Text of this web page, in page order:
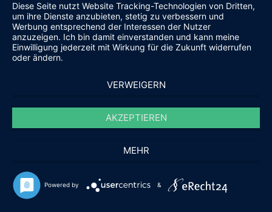
Tödliches Duell: Orphan vs. Shiva
Autor: James Tynion IV
Zeichner: Marcio Takara
BATMAN - DETECTIVE COMICS 9
Batman gegen den Kopf des Dämons!
Zeichner: Christian Duce, Fernando Blanco, Marcio Takara
BATMAN - DETECTIVE COMICS 8
Diese Seite nutzt Website Tracking-Technologien von Dritten,
um ihre Dienste anzubieten, stetig zu verbessern und
Werbung entsprechend der Interessen der Nutzer
anzuzeigen. Ich bin damit einverstanden und kann meine
Einwilligung jederzeit mit Wirkung für die Zukunft widerrufen
oder ändern.
VERWEIGERN
AKZEPTIEREN
MEHR
Powered by &